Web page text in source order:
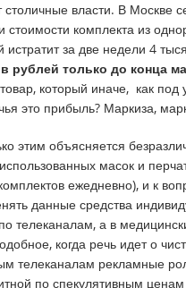
столичные власти. В Москве
стоимости комплекта из
за две недели 4
рублей только до конца
который иначе, как
это прибыль? Маркиза,
этим объясняется
масок и
ежедневно), и к
данные средства
телеканалам, а в
когда речь идет о
телеканалам рекламные
по спекулятивным